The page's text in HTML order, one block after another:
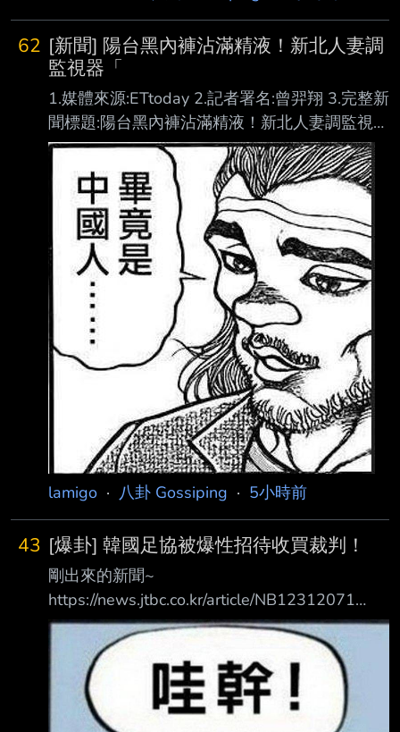
62 [新聞] 陽台黑內褲沾滿精液！新北人妻調
監視器「
1.媒體來源:ETtoday 2.記者署名:曾羿翔 3.完整新
聞標題:陽台黑內褲沾滿精液！新北人妻調監視器
「發現兇手」崩潰：竟是他 4.完整新聞內文: 記
者曾羿翔／綜合報導 新北市土城區一名人妻今
年3月間發現，原本晾曬在住家陽台的黑色內褲
疑遭人取走，之 後更沾有大量精液，察覺情況
有異後隨即調閱住家監視器查看，沒想到竟發現
涉事者竟是 同住之「丈夫的爺爺」。女子事後
氣憤報警並提出告訴，全案經新北地檢署偵辦
後，日前 偵查終結。 趁家中無人取走衣物 事
後再掛回原處 綜合媒體報導，檢警調查，涉案
男子與孫媳一同居住在
lamigo · 八卦 Gossiping · 5小時前
43 [爆卦] 韓國足協被爆性招待收買裁判！
剛出來的新聞~
https://news.jtbc.co.kr/article/NB12312071
Grok翻譯： 【獨家】足球協會取得「性招待」
文件…連世界盃、奧運裁判都有 主播： 現在要為
各位帶來的JTBC獨家報導，是14、15年前與大
韓足球協會有關的事件。這件事很 清楚顯示，
當時的足球協會到底有多腐敗。 大韓足球協會